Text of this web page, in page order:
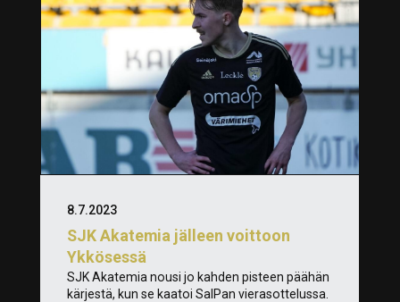
SJK Akatemia jälleen voittoon
Ykkösessä
8.7.2023
SJK Akatemia nousi jo kahden pisteen päähän
kärjestä, kun se kaatoi SalPan vierasottelussa.